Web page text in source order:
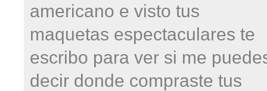
americano e visto tus
maquetas espectaculares te
escribo para ver si me
decir donde compraste tus